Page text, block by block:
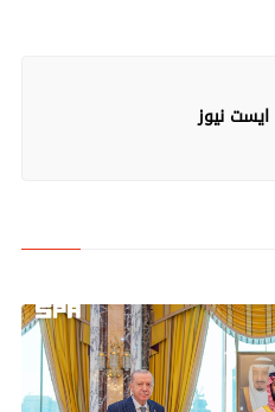
ايست نيوز